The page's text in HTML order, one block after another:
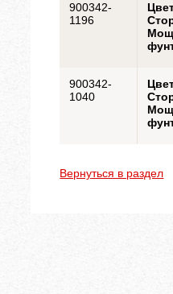
900342-
1196
900342-
1040
Вернуться в раздел